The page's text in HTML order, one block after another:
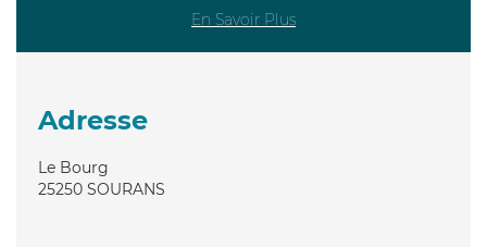
En Savoir Plus
Adresse
Le Bourg
25250 SOURANS